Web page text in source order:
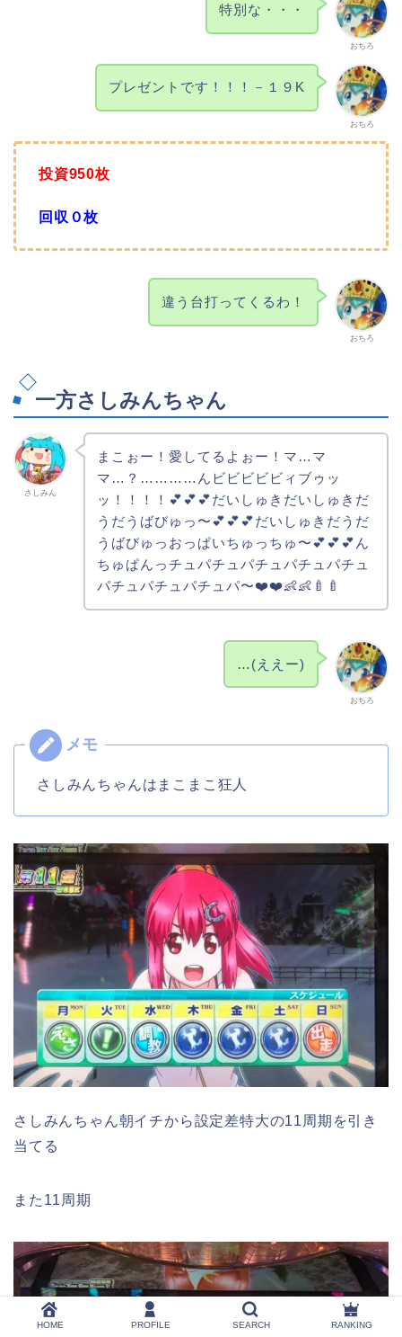
おちろ
特別な・・・
おちろ
プレゼントです！！！－１９K
投資950枚
回収０枚
おちろ
違う台打ってくるわ！
一方さしみんちゃん
さしみん
まこぉー！愛してるよぉー！マ…マ
マ…？…………んビビビビビィブゥッ
ッ！！！！💕💕💕だいしゅきだいしゅきだ
うだうばびゅっ〜💕💕💕だいしゅきだうだ
うばびゅっおっぱいちゅっちゅ〜💕💕💕ん
ちゅぱんっチュパチュパチュパチュパチュ
パチュパチュパチュパ〜❤️❤️👶👶🍼🍼
おちろ
…(ええー)
さしみんちゃんはまこまこ狂人
さしみんちゃん朝イチから設定差特大の11周期を引き
当てる
また11周期
HOME PROFILE SEARCH RANKING